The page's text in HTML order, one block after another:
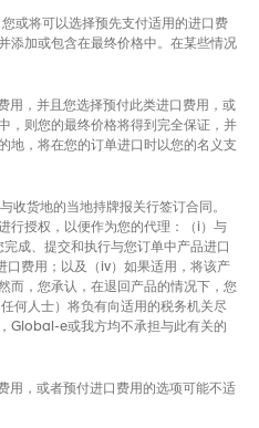
或将可以选择预先支付适用的进口费
添加或包含在最终价格中。在某些情况
用，并且您选择预付此类进口费用，或
，则您的最终价格将得到完全保证，并
地，将在您的订单进口时以您的名义支
收货地的当地持牌报关行签订合同。
行授权，以便作为您的代理：（i）与
成、提交和执行与您订单中产品进口
口费用；以及（iv）如果适用，将该产
而，您承认，在退回产品的情况下，您
何人士）将负有向适用的税务机关尽
Global-e或我方均不承担与此有关的
用，或者预付进口费用的选项可能不适